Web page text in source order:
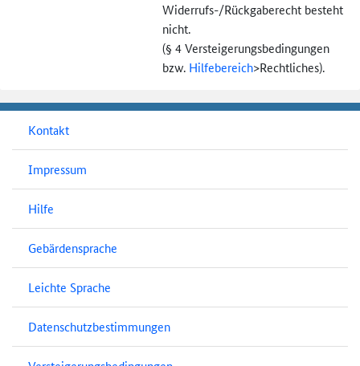
Widerrufs-/Rückgaberecht besteht
nicht.
(§ 4 Versteigerungs­bedingungen
bzw. Hilfebereich>Rechtliches).
Kontakt
Impressum
Hilfe
Gebärdensprache
Leichte Sprache
Datenschutzbestimmungen